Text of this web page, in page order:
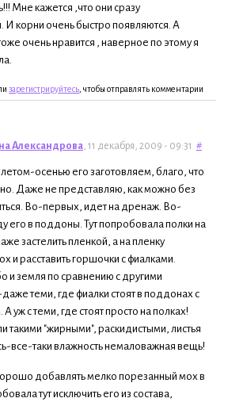
Мне кажется ,что они сразу
И корни очень быстро появляются. А
очень нравится , наверное по этому я
зарегистрируйтесь , чтобы отправлять комментарии
Александрова, 11 декабря, 2009 - 09:31 #
осенью его заготовляем, благо, что
Даже не представляю, как можно без
Во-первых, идет на дренаж. Во-
его в поддоны. Тут попробовала полки на
застелить пленкой, а на пленку
и расставить горшочки с фиалками.
и земля по сравнению с другими
теми, где фиалки стоят в поддонах с
уж с теми, где стоят просто на полках!
такими "жирными", раскидистыми, листья
все-таки влажность немаловажная вещь!
добавлять мелко порезанный мох в
тут исключить его из состава,